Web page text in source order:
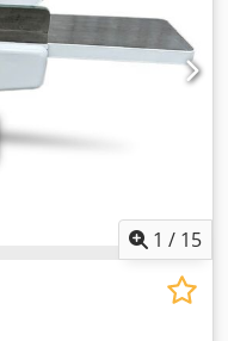
1 / 15